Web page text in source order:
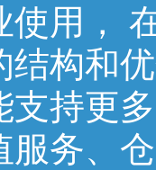
使用，
结构和
支持更
服务、